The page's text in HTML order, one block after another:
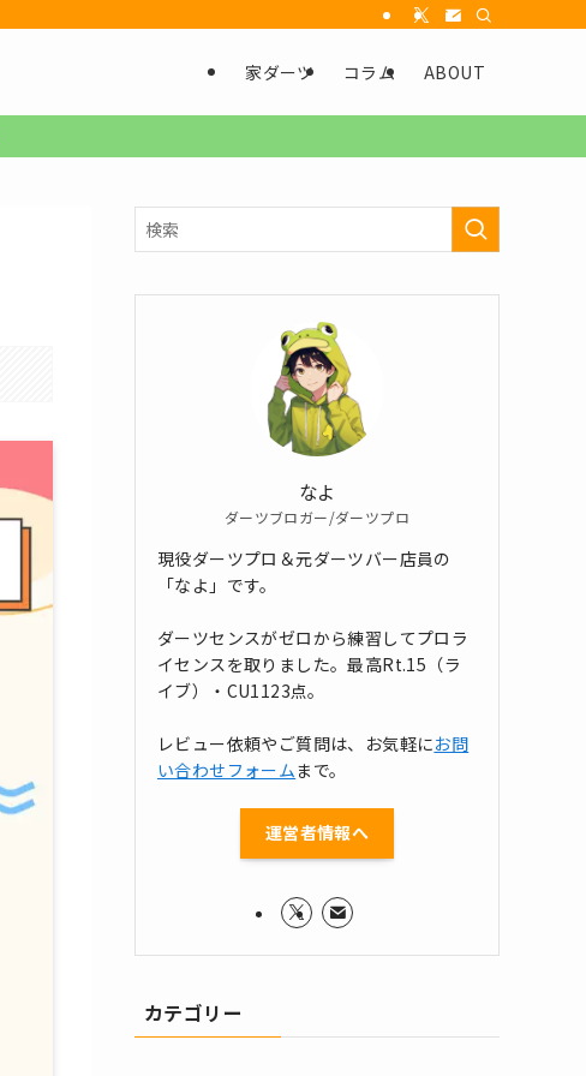
家ダーツ コラム ABOUT
なよ
ダーツブロガー/ダーツプロ
現役ダーツプロ＆元ダーツバー店員の
「なよ」です。
ダーツセンスがゼロから練習してプロラ
イセンスを取りました。最高Rt.15（ラ
イブ）・CU1123点。
レビュー依頼やご質問は、お気軽にお問
い合わせフォームまで。
運営者情報へ
カテゴリー